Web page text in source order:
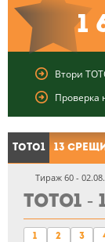
1
Втори
Проверка
ТОТО1 13 Срещи
Тираж 60 -
ТОТО1 -
1 2 3